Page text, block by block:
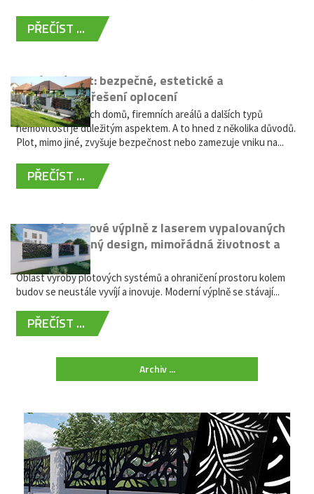
PŘEČÍST ...
Hliníkový plot: bezpečné, estetické a
bezúdržbové řešení oplocení
Oplocení rodinných domů, firemních areálů a dalších typů
nemovitostí je důležitým aspektem. A to hned z několika důvodů.
Plot, mimo jiné, zvyšuje bezpečnost nebo zamezuje vniku na...
PŘEČÍST ...
Moderní plotové výplně z laserem vypalovaných
kovů: výjimečný design, mimořádná životnost a
žádná údržba
Oblast výroby plotových systémů a ohraničení prostoru kolem
budov se neustále vyvíjí a inovuje. Moderní výplně se stávají...
PŘEČÍST ...
Archiv ...